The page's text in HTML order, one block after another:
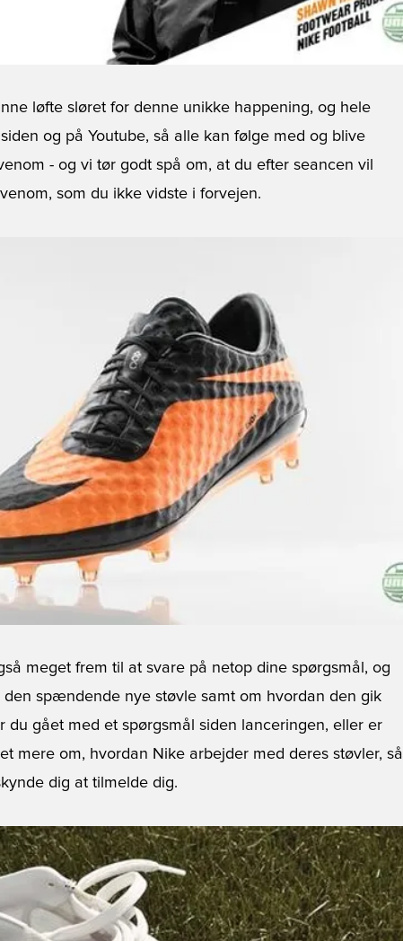
løfte sløret for denne unikke happening, og hele
og på Youtube, så alle kan følge med og blive
- og vi tør godt spå om, at du efter seancen vil
som du ikke vidste i forvejen.
meget frem til at svare på netop dine spørgsmål, og
spændende nye støvle samt om hvordan den gik
du gået med et spørgsmål siden lanceringen, eller er
mere om, hvordan Nike arbejder med deres støvler, så
dig at tilmelde dig.